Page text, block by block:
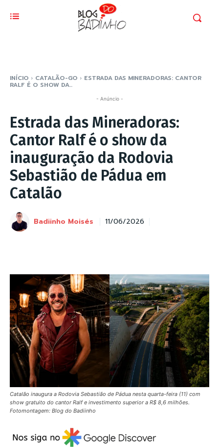
INÍCIO CATALÃO-GO ESTRADA DAS MINERADORAS: CANTOR
RALF É O SHOW DA...
- Anúncio -
Estrada das Mineradoras:
Cantor Ralf é o show da
inauguração da Rodovia
Sebastião de Pádua em
Catalão
Badiinho Moisés 11/06/2026
Catalão inaugura a Rodovia Sebastião de Pádua nesta quarta-feira (11) com
show gratuito do cantor Ralf e investimento superior a R$ 8,6 milhões.
Fotomontagem: Blog do Badiinho